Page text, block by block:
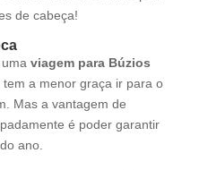
de cabeça!
viagem para Búzios
a menor graça ir para o
Mas a vantagem de
é poder garantir
ano.